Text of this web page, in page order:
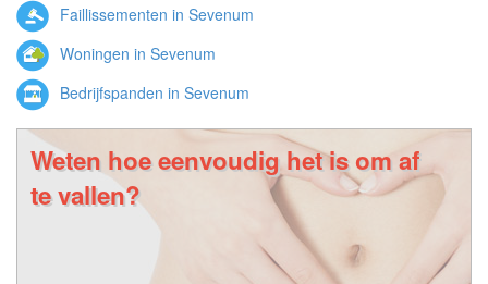
Faillissementen in Sevenum
Woningen in Sevenum
Bedrijfspanden in Sevenum
Weten hoe eenvoudig het is om af
te vallen?